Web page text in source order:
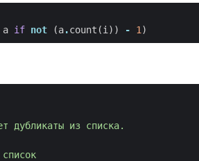
a if not (a.count (i)) - 1)